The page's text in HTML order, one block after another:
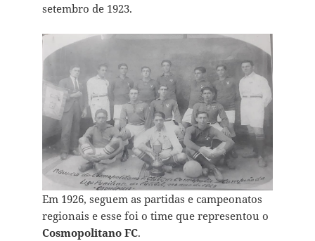
setembro de 1923.
Em 1926, seguem as partidas e campeonatos
regionais e esse foi o time que representou o
Cosmopolitano FC.